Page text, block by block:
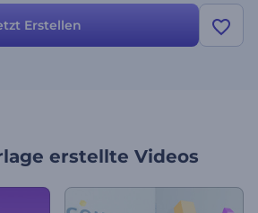
Erstellen
erstellte Videos